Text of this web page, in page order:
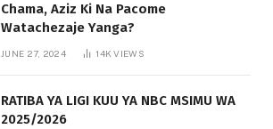
Chama, Aziz Ki Na Pacome
Watachezaje Yanga?
JUNE 27, 2024 14KVIEWS
RATIBA YA LIGI KUU YA NBC MSIMU WA
2025/2026